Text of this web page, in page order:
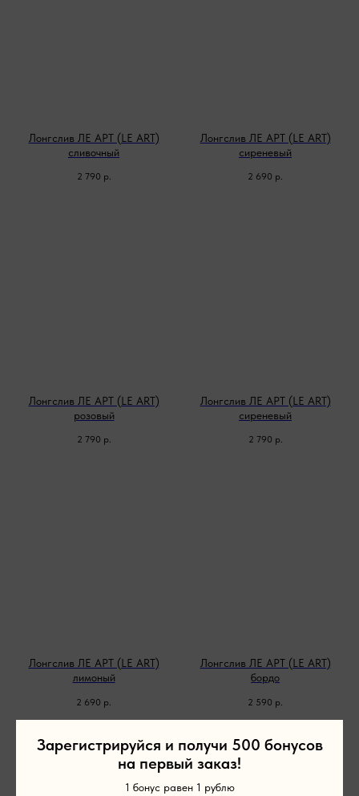
Зарегистрируйся и получи 500 бонусов
на первый заказ!
1 бонус равен 1 рублю
Лонгслив ЛЕ АРТ (LE ART)
сливочный
2 790 р.
Лонгслив ЛЕ АРТ (LE ART)
сиреневый
2 690 р.
Лонгслив ЛЕ АРТ (LE ART)
розовый
2 790 р.
Лонгслив ЛЕ АРТ (LE ART)
сиреневый
2 790 р.
Лонгслив ЛЕ АРТ (LE ART)
лимоный
2 690 р.
Лонгслив ЛЕ АРТ (LE ART)
бордо
2 590 р.